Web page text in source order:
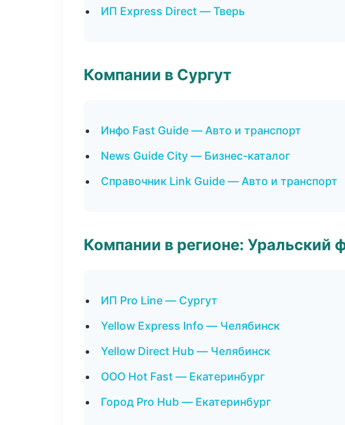
ИП Express Direct — Тверь
Компании в Сургут
Инфо Fast Guide — Авто и транспорт
News Guide City — Бизнес-каталог
Справочник Link Guide — Авто и транспорт
Компании в регионе: Уральский
ИП Pro Line — Сургут
Yellow Express Info — Челябинск
Yellow Direct Hub — Челябинск
ООО Hot Fast — Екатеринбург
Город Pro Hub — Екатеринбург